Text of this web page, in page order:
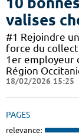
valises
#1 Rejoindre
force du
1er employeur
Région
18/02/2026 15:25
PAGES
relevance: